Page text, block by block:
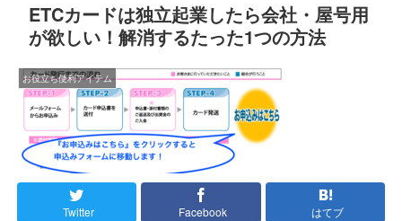
ETCカードは独立起業したら会社・屋号用
が欲しい！解消するたった1つの方法
お役立ち便利アイテム
Twitter Facebook はてブ